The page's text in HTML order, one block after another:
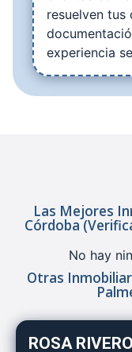
resuelven tus
experiencia
Las Mejores
Córdoba
No hay
Otras
ROSA